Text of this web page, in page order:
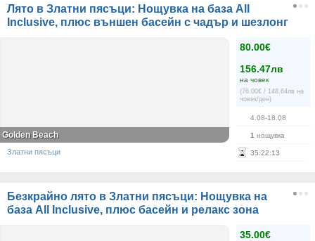
Лято в Златни пясъци: Нощувка на база All
Inclusive, плюс външен басейн с чадър и шезлонг
80.00€
156.47лв
на човек
(76.00€ / 148.64лв на
човек/ден)
4.08-18.08
1 нощувка
35:22:13
Golden Beach
Златни пясъци
Безкрайно лято в Златни пясъци: Нощувка на
база All Inclusive, плюс басейн и релакс зона
35.00€